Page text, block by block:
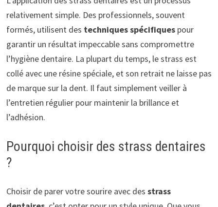
relativement simple. Des professionnels, souvent
formés, utilisent des techniques spécifiquespour
garantir un résultat impeccable sans compromettre
l’hygiène dentaire. La plupart du temps, le strass est
collé avec une résine spéciale, et son retrait ne laisse pas
de marque sur la dent. Il faut simplement veiller à
l’entretien régulier pour maintenir la brillance et
l’adhésion.
Pourquoi choisir des strass dentaires
?
Choisir de parer votre sourire avec des strass